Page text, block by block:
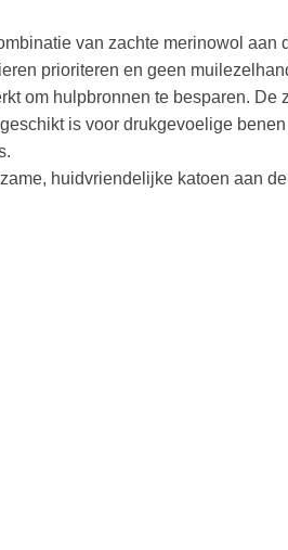
van zachte merinowol aan
prioriteren en geen
om hulpbronnen te besparen. De
is voor drukgevoelige benen
huidvriendelijke katoen aan